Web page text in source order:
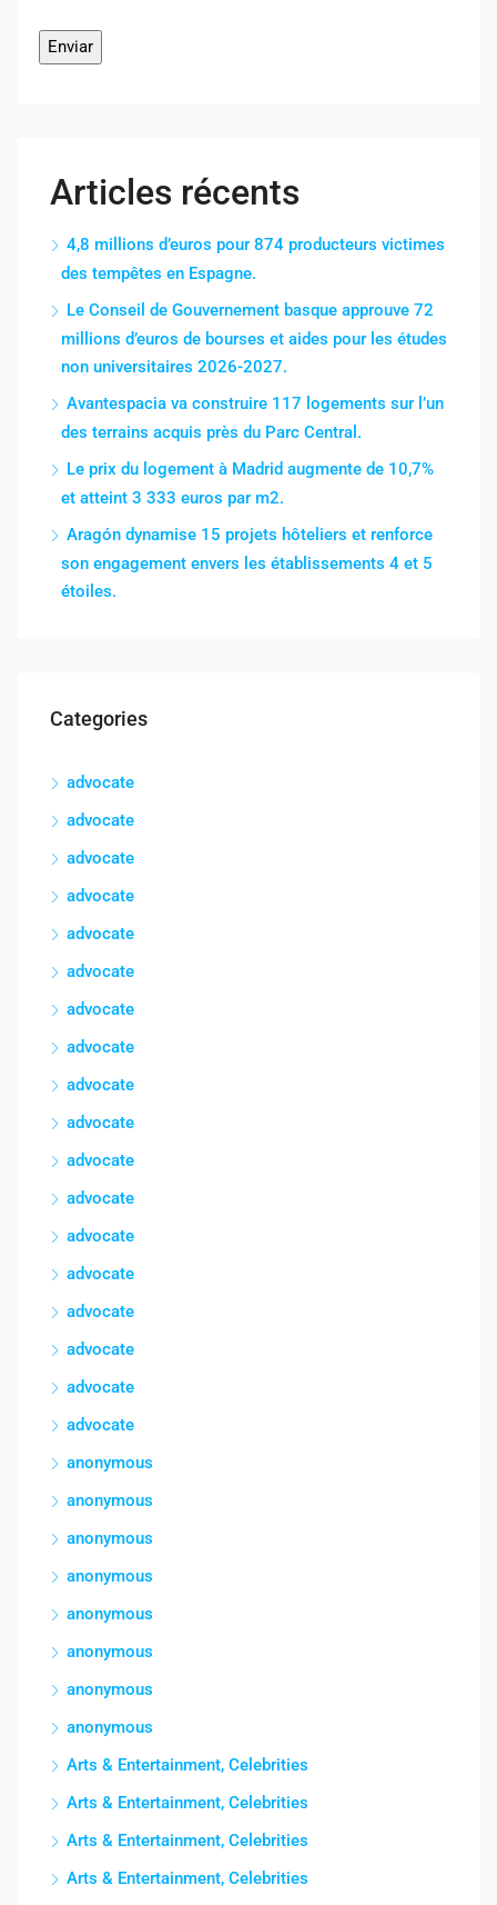
Articles récents
4,8 millions d’euros pour 874 producteurs victimes
des tempêtes en Espagne.
Le Conseil de Gouvernement basque approuve 72
millions d’euros de bourses et aides pour les études
non universitaires 2026-2027.
Avantespacia va construire 117 logements sur l’un
des terrains acquis près du Parc Central.
Le prix du logement à Madrid augmente de 10,7%
et atteint 3 333 euros par m2.
Aragón dynamise 15 projets hôteliers et renforce
son engagement envers les établissements 4 et 5
étoiles.
Categories
advocate
advocate
advocate
advocate
advocate
advocate
advocate
advocate
advocate
advocate
advocate
advocate
advocate
advocate
advocate
advocate
advocate
advocate
anonymous
anonymous
anonymous
anonymous
anonymous
anonymous
anonymous
anonymous
Arts & Entertainment, Celebrities
Arts & Entertainment, Celebrities
Arts & Entertainment, Celebrities
Arts & Entertainment, Celebrities